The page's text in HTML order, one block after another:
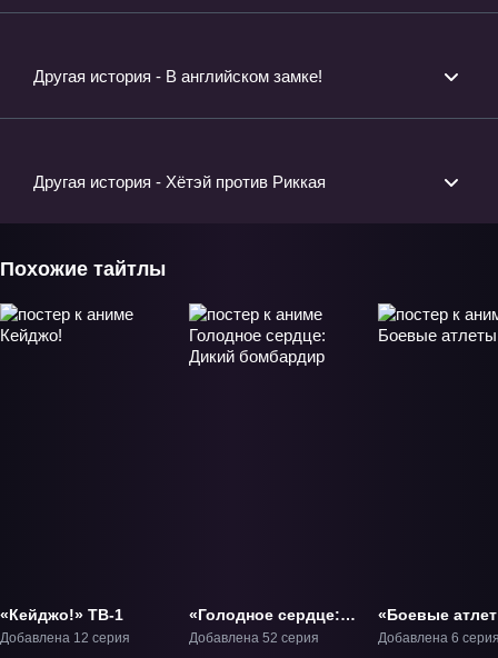
Другая история - В английском замке!
Другая история - Хётэй против Риккая
Похожие тайтлы
«Кейджо!» ТВ-1
Добавлена 12 серия
«Голодное сердце:
Дикий бомбардир»
Добавлена 52 серия
«Боевые
ОВА-1
Добавлена 6